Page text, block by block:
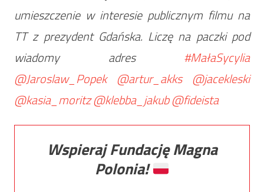
umieszczenie w interesie publicznym filmu na
TT z prezydent Gdańska. Liczę na paczki pod
wiadomy adres #MałaSycylia
@Jaroslaw_Popek @artur_akks @jacekleski
@kasia_moritz@klebba_jakub@fideista
Wspieraj Fundację Magna
Polonia!